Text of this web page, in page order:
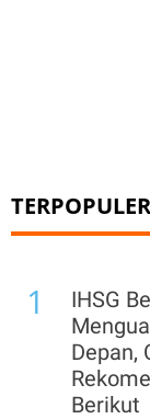
TERPOPULER
1
IHSG
Depan,
Berikut